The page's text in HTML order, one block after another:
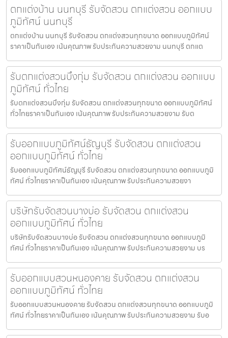
ตกแต่งบ้าน นนทบุรี รับจัดสวน ตกแต่งสวน ออกแบบ
ภูมิทัศน์ นนทบุรี
ตกแต่งบ้าน นนทบุรี รับจัดสวน ตกแต่งสวนทุกขนาด ออกแบบภูมิทัศน์
ราคาเป็นกันเอง เน้นคุณภาพ รับประกันความสวยงาม นนทบุรี ตกแต
รับตกแต่งสวนบึงกุ่ม รับจัดสวน ตกแต่งสวน ออกแบบ
ภูมิทัศน์ ทั่วไทย
รับตกแต่งสวนบึงกุ่ม รับจัดสวน ตกแต่งสวนทุกขนาด ออกแบบภูมิทัศน์
ทั่วไทยราคาเป็นกันเอง เน้นคุณภาพ รับประกันความสวยงาม รับต
รับออกแบบภูมิทัศน์ธัญบุรี รับจัดสวน ตกแต่งสวน
ออกแบบภูมิทัศน์ ทั่วไทย
รับออกแบบภูมิทัศน์ธัญบุรี รับจัดสวน ตกแต่งสวนทุกขนาด ออกแบบภูมิ
ทัศน์ ทั่วไทยราคาเป็นกันเอง เน้นคุณภาพ รับประกันความสวยงา
บริษัทรับจัดสวนบางบ่อ รับจัดสวน ตกแต่งสวน
ออกแบบภูมิทัศน์ ทั่วไทย
บริษัทรับจัดสวนบางบ่อ รับจัดสวน ตกแต่งสวนทุกขนาด ออกแบบภูมิ
ทัศน์ ทั่วไทยราคาเป็นกันเอง เน้นคุณภาพ รับประกันความสวยงาม บร
รับออกแบบสวนหนองคาย รับจัดสวน ตกแต่งสวน
ออกแบบภูมิทัศน์ ทั่วไทย
รับออกแบบสวนหนองคาย รับจัดสวน ตกแต่งสวนทุกขนาด ออกแบบภูมิ
ทัศน์ ทั่วไทยราคาเป็นกันเอง เน้นคุณภาพ รับประกันความสวยงาม รับอ